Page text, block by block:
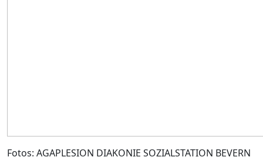
Fotos: AGAPLESION DIAKONIE SOZIALSTATION BEVERN